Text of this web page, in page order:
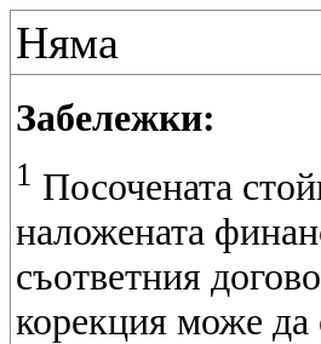
Няма
Забележки:
1 Посочената
наложената
съответния
корекция може да